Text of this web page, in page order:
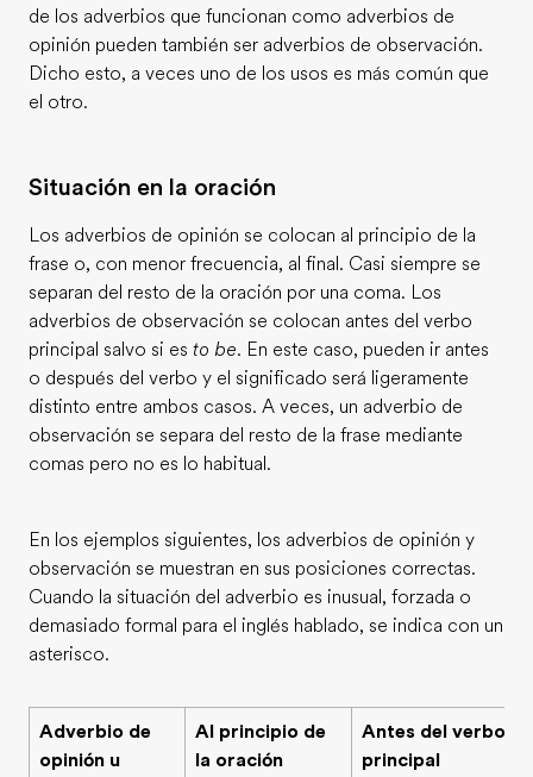
de los adverbios que funcionan como adverbios de
opinión pueden también ser adverbios de observación.
Dicho esto, a veces uno de los usos es más común que
el otro.
Situación en la oración
Los adverbios de opinión se colocan al principio de la
frase o, con menor frecuencia, al final. Casi siempre se
separan del resto de la oración por una coma. Los
adverbios de observación se colocan antes del verbo
principal salvo si es to be. En este caso, pueden ir antes
o después del verbo y el significado será ligeramente
distinto entre ambos casos. A veces, un adverbio de
observación se separa del resto de la frase mediante
comas pero no es lo habitual.
En los ejemplos siguientes, los adverbios de opinión y
observación se muestran en sus posiciones correctas.
Cuando la situación del adverbio es inusual, forzada o
demasiado formal para el inglés hablado, se indica con un
asterisco.
Adverbio de
opinión u
Al principio de
la oración
Antes del verbo
principal